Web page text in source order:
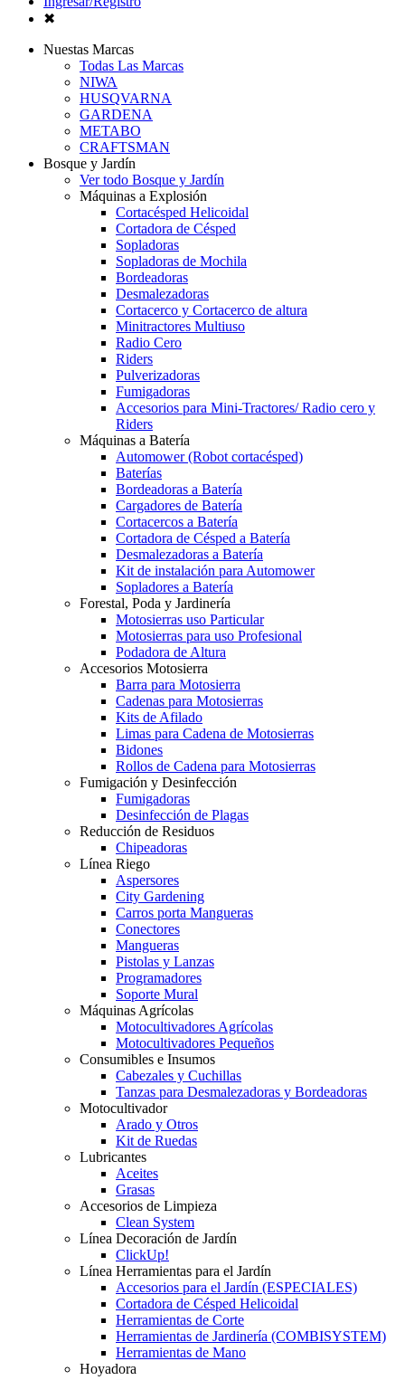
✖
Nuestas Marcas
Todas Las Marcas
NIWA
HUSQVARNA
GARDENA
METABO
CRAFTSMAN
Bosque y Jardín
Ver todo Bosque y Jardín
Máquinas a Explosión
Cortacésped Helicoidal
Cortadora de Césped
Sopladoras
Sopladoras de Mochila
Bordeadoras
Desmalezadoras
Cortacerco y Cortacerco de altura
Minitractores Multiuso
Radio Cero
Riders
Pulverizadoras
Fumigadoras
Accesorios para Mini-Tractores/ Radio cero y
Riders
Máquinas a Batería
Automower (Robot cortacésped)
Baterías
Bordeadoras a Batería
Cargadores de Batería
Cortacercos a Batería
Cortadora de Césped a Batería
Desmalezadoras a Batería
Kit de instalación para Automower
Sopladores a Batería
Forestal, Poda y Jardinería
Motosierras uso Particular
Motosierras para uso Profesional
Podadora de Altura
Accesorios Motosierra
Barra para Motosierra
Cadenas para Motosierras
Kits de Afilado
Limas para Cadena de Motosierras
Bidones
Rollos de Cadena para Motosierras
Fumigación y Desinfección
Fumigadoras
Desinfección de Plagas
Reducción de Residuos
Chipeadoras
Línea Riego
Aspersores
City Gardening
Carros porta Mangueras
Conectores
Mangueras
Pistolas y Lanzas
Programadores
Soporte Mural
Máquinas Agrícolas
Motocultivadores Agrícolas
Motocultivadores Pequeños
Consumibles e Insumos
Cabezales y Cuchillas
Tanzas para Desmalezadoras y Bordeadoras
Motocultivador
Arado y Otros
Kit de Ruedas
Lubricantes
Aceites
Grasas
Accesorios de Limpieza
Clean System
Línea Decoración de Jardín
ClickUp!
Línea Herramientas para el Jardín
Accesorios para el Jardín (ESPECIALES)
Cortadora de Césped Helicoidal
Herramientas de Corte
Herramientas de Jardinería (COMBISYSTEM)
Herramientas de Mano
Hoyadora